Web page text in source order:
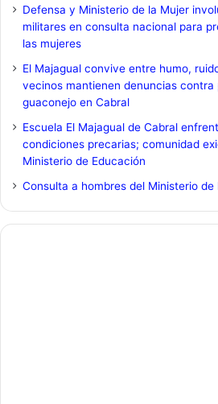
Defensa y Ministerio de la Mujer
militares en consulta nacional para
las mujeres
El Majagual convive entre humo,
vecinos mantienen denuncias contra
guaconejo en Cabral
Escuela El Majagual de Cabral
condiciones precarias; comunidad
Ministerio de Educación
Consulta a hombres del Ministerio de